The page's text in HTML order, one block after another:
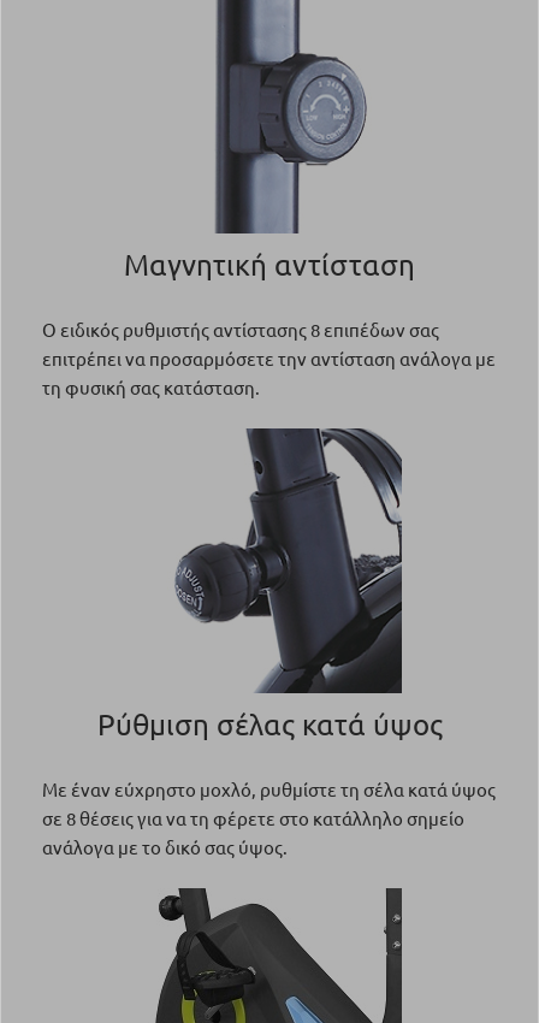
Μαγνητική αντίσταση
Ο ειδικός ρυθμιστής αντίστασης 8 επιπέδων σας
επιτρέπει να προσαρμόσετε την αντίσταση ανάλογα με
τη φυσική σας κατάσταση.
Ρύθμιση σέλας κατά ύψος
Με έναν εύχρηστο μοχλό, ρυθμίστε τη σέλα κατά ύψος
σε 8 θέσεις για να τη φέρετε στο κατάλληλο σημείο
ανάλογα με το δικό σας ύψος.